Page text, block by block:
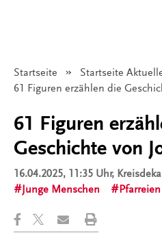
Startseite Startseite
Angezeigt:
61 Figuren erzählen die
61 Figuren
Geschichte von
16.04.2025, 11:35 Uhr,
Junge Menschen
Pfarreien